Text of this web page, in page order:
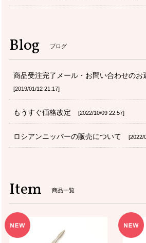
Blog ブログ
商品受注完了メール・お問い合わせのお
2019/01/12 21:17
もうすぐ価格改定 2022/10/09 22:57
ロシアンニッパーの販売について 2022/
Item 商品一覧